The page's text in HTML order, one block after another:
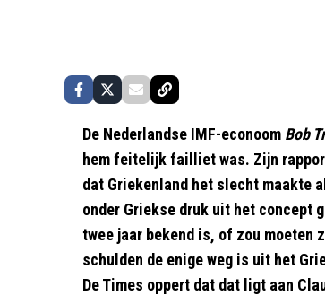
De Nederlandse IMF-econoom Bob
hem feitelijk failliet was. Zijn
dat Griekenland het slecht maakte
onder Griekse druk uit het concept
twee jaar bekend is, of zou moeten
schulden de enige weg is uit het
De Times oppert dat dat ligt aan